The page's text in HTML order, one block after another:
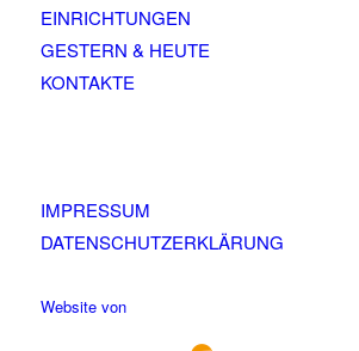
EINRICHTUNGEN
GESTERN & HEUTE
KONTAKTE
IMPRESSUM
DATENSCHUTZERKLÄRUNG
Website von